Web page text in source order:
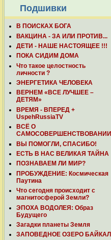
Подшивки
В ПОИСКАХ БОГА
ВАКЦИНА - ЗА ИЛИ ПРОТИВ...
ДЕТИ - НАШЕ НАСТОЯЩЕЕ !!!
ПОКА СИДИМ ДОМА
Что такое целостность
личности ?
ЭНЕРГЕТИКА ЧЕЛОВЕКА
ВЕРНЕМ «ВСЕ ЛУЧШЕЕ –
ДЕТЯМ»
ВРЕМЯ - ВПЕРЕД +
UspehRussiaTV
ВСЁ О
САМОСОВЕРШЕНСТВОВАНИИ
ВЫ ПОМОГЛИ, СПАСИБО!
ЕСТЬ В НАС ВЕЛИКАЯ ТАЙНА
ПОЗНАВАЕМ ЛИ МИР?
ПРОБУЖДЕНИЕ: Космическая
Паутина
Что сегодня происходит с
магнитосферой Земли?
ЭПОХА ВОДОЛЕЯ: Образ
Будущего
Загадки планеты Земля
ЗАПОВЕДНОЕ ОЗЕРО БАЙКАЛ